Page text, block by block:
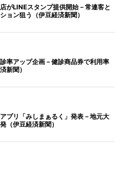
がLINEスタンプ提供開始－常連客と
ョン狙う（伊豆経済新聞）
率アップ企画－健診商品券で利用率
新聞）
プリ「みしまぁるく」発表－地元大
（伊豆経済新聞）